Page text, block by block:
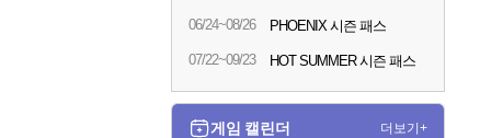
06/24~08/26 PHOENIX 시즌 패스
07/22~09/23 HOT SUMMER 시즌 패스
게임 캘린더 더보기+